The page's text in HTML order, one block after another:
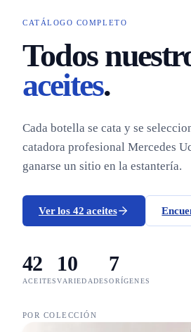
CATÁLOGO COMPLETO
Todos
aceites.
Cada botella se cata y se
catadora profesional Mercedes
ganarse un sitio en la estantería.
Ver los 42 aceites
42
ACEITES
10
VARIEDADES
7
ORÍGENES
POR COLECCIÓN